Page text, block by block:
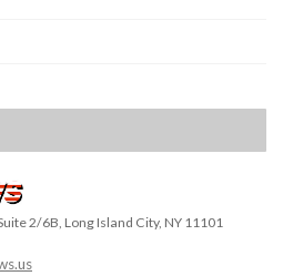
2/6B, Long Island City, NY 11101